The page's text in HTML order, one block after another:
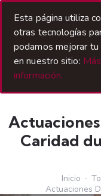
Caridad
Inicio
Actuaciones
Esta página utiliza
otras tecnologías
podamos mejorar tu
en nuestro sitio: Más
información.